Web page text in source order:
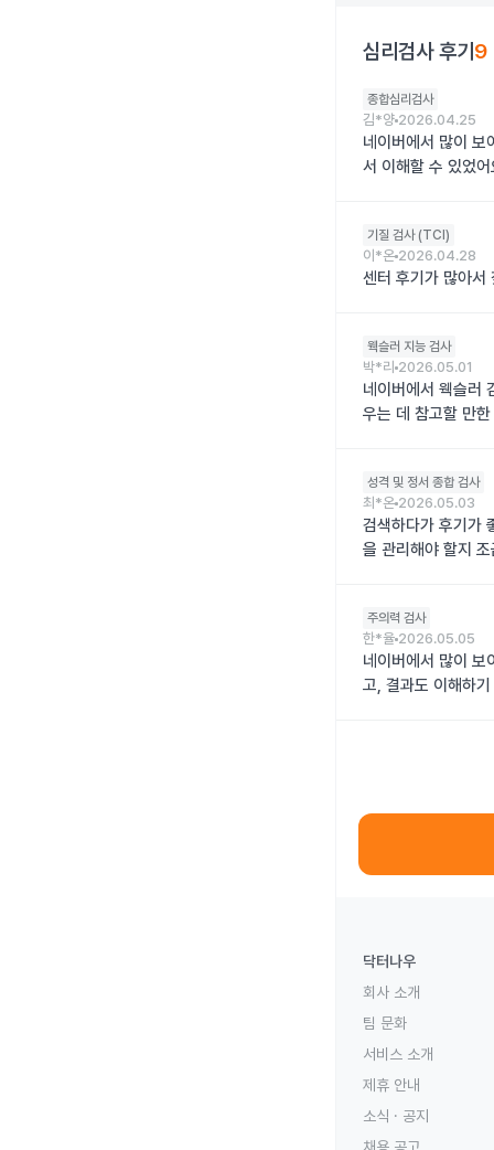
심리검사 후기 9
종합심리검사
김*양 2026.04.25
네이버에서 많이 보
서 이해할 수 있었
기질 검사 (TCI)
이*온 2026.04.28
센터 후기가 많아서
웩슬러 지능 검사
박*리 2026.05.01
네이버에서 웩슬러
우는 데 참고할 만
성격 및 정서 종합 검사
최*온 2026.05.03
검색하다가 후기가
을 관리해야 할지
주의력 검사
한*율 2026.05.05
네이버에서 많이 보
고, 결과도 이해하
닥터나우
회사 소개
팀 문화
서비스 소개
제휴 안내
소식 · 공지